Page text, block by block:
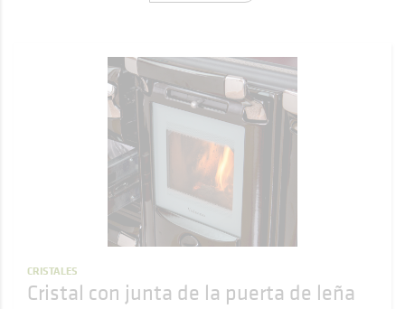
CRISTALES
Cristal con junta de la puerta de leña